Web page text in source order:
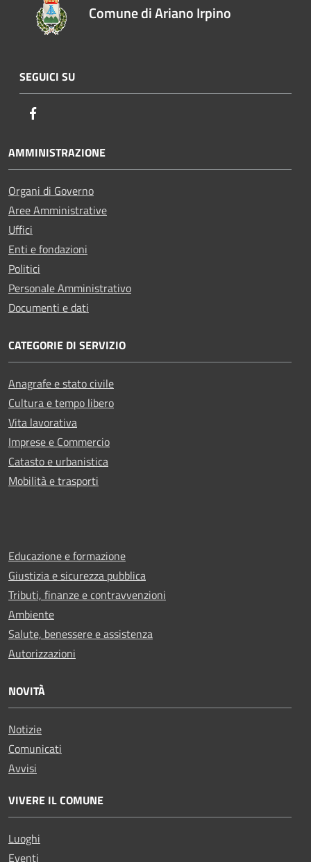
Comune di Ariano Irpino
SEGUICI SU
AMMINISTRAZIONE
Organi di Governo
Aree Amministrative
Uffici
Enti e fondazioni
Politici
Personale Amministrativo
Documenti e dati
CATEGORIE DI SERVIZIO
Anagrafe e stato civile
Cultura e tempo libero
Vita lavorativa
Imprese e Commercio
Catasto e urbanistica
Mobilità e trasporti
Educazione e formazione
Giustizia e sicurezza pubblica
Tributi, finanze e contravvenzioni
Ambiente
Salute, benessere e assistenza
Autorizzazioni
NOVITÀ
Notizie
Comunicati
Avvisi
VIVERE IL COMUNE
Luoghi
Eventi